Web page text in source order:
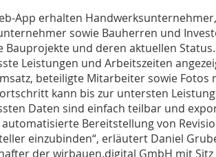
App erhalten
sowie Bauherren und
Bauprojekte und deren aktuellen
Leistungen und Arbeitszeiten
beteiligte Mitarbeiter sowie Fotos
kann bis zur untersten
Daten sind einfach teilbar und
Bereitstellung von
einzubinden“, erläutert Daniel
der wirbauen.digital GmbH mit Sitz